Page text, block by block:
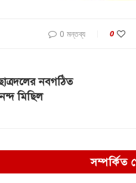
0 মন্তব্য 0
নবগঠিত
মিছিল
সম্পর্কিত